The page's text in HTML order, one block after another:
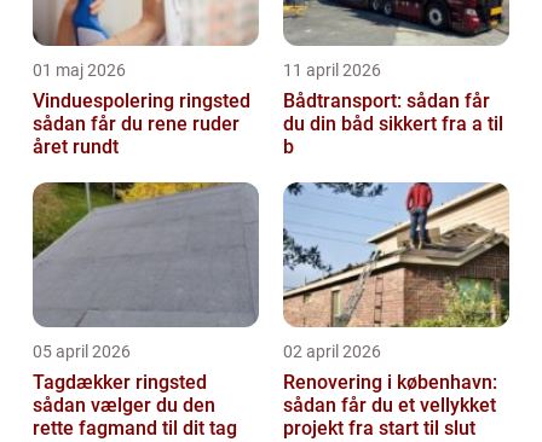
01 maj 2026
Vinduespolering ringsted
sådan får du rene ruder
året rundt
11 april 2026
Bådtransport: sådan får
du din båd sikkert fra a til
b
05 april 2026
Tagdækker ringsted
sådan vælger du den
rette fagmand til dit tag
02 april 2026
Renovering i københavn:
sådan får du et vellykket
projekt fra start til slut